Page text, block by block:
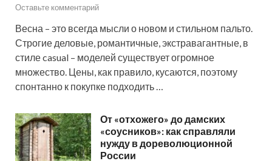
Оставьте комментарий
Весна – это всегда мысли о новом и стильном пальто.
Строгие деловые, романтичные, экстравагантные, в
стиле casual – моделей существует огромное
множество. Цены, как правило, кусаются, поэтому
спонтанно к покупке подходить …
От «отхожего» до дамских
«соусников»: как справляли
нужду в дореволюционной
России